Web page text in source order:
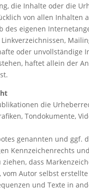
die Inhalte oder die
von allen Inhalten
eigenen
oder
haftet allein der
die
Tondokumente,
genannten und ggf.
Kennzeichenrechts
dass
Autor selbst
und Texte in